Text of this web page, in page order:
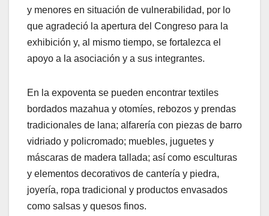
y menores en situación de vulnerabilidad, por lo
que agradeció la apertura del Congreso para la
exhibición y, al mismo tiempo, se fortalezca el
apoyo a la asociación y a sus integrantes.
En la expoventa se pueden encontrar textiles
bordados mazahua y otomíes, rebozos y prendas
tradicionales de lana; alfarería con piezas de barro
vidriado y policromado; muebles, juguetes y
máscaras de madera tallada; así como esculturas
y elementos decorativos de cantería y piedra,
joyería, ropa tradicional y productos envasados
como salsas y quesos finos.